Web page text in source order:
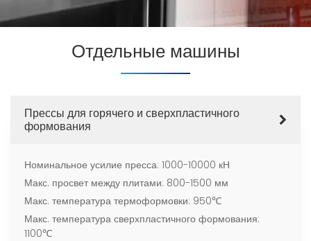
различных отраслей
промышленности
оборудования для производства аэрокосмических и
автомобильных деталей, железнодорожных
Отдельные машины
Прессы для горячего и сверхпластичного
формования
Номинальное усилие пресса: 1000-10000 кН
Макс. просвет между плитами: 800-1500 мм
Макс. температура термоформовки: 950℃
Макс. температура сверхпластичного формования:
1100℃